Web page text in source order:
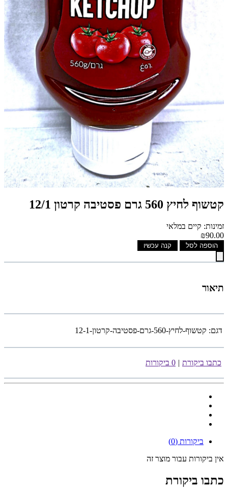
קטשוף לחיץ 560 גרם פסטיבה קרטון 12/1
זמינות: קיים במלאי
₪90.00
הוספה לסל קנה עכשיו
תיאור
דגם: קטשוף-לחיץ-560-גרם-פסטיבה-קרטון-12-1
כתבו ביקורת | 0 ביקורות
ביקורות (0)
אין ביקורות עבור מוצר זה
כתבו ביקורת